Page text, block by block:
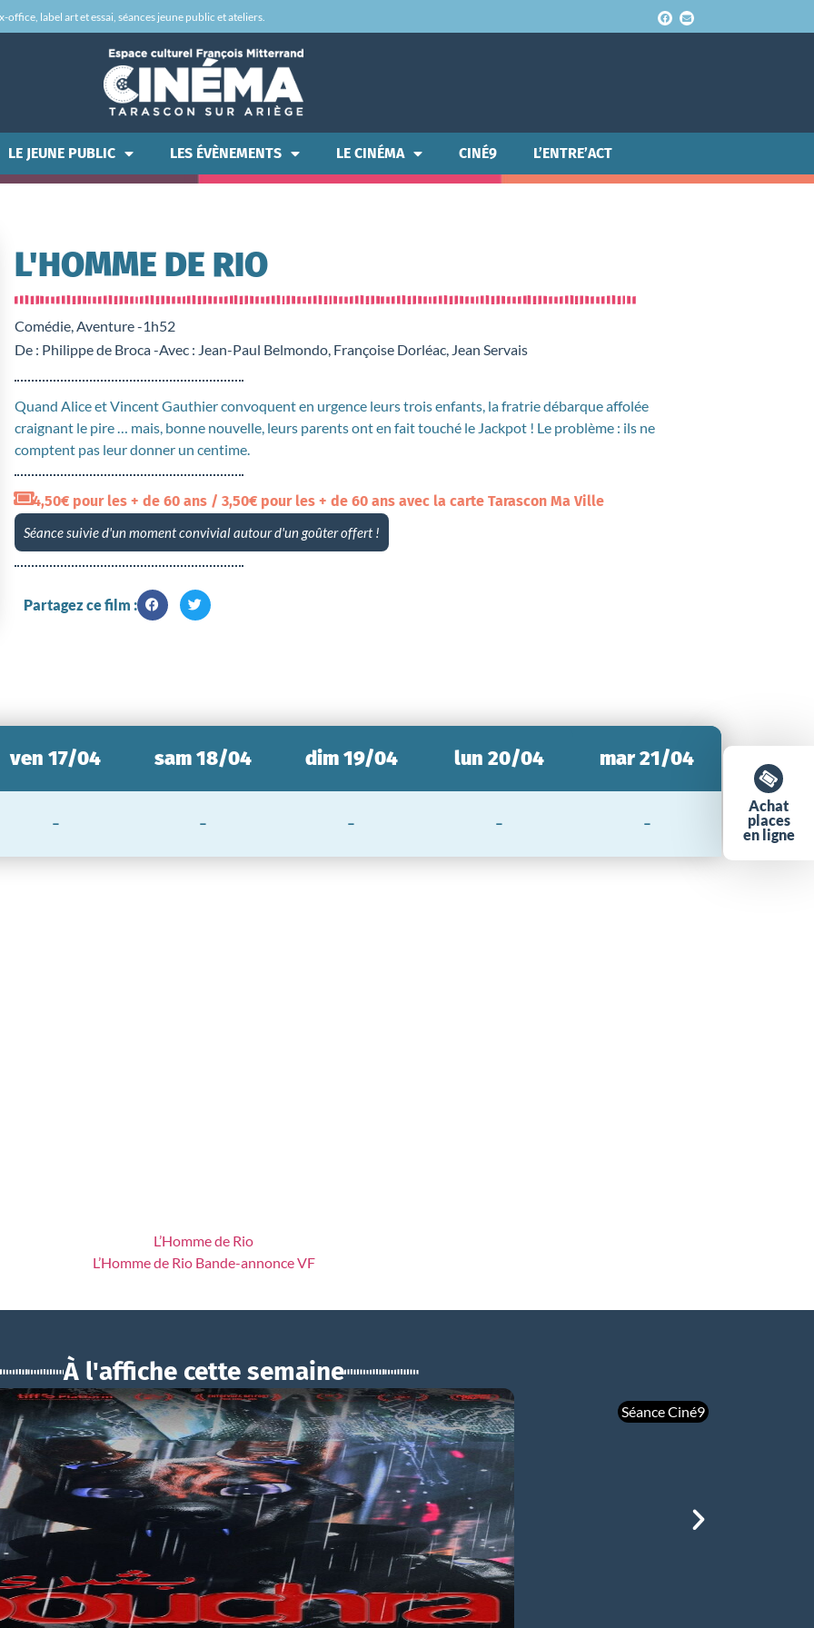
label art et essai, séances jeune public et ateliers.
LE JEUNE PUBLIC LES ÉVÈNEMENTS LE CINÉMA CINÉ9 L’ENTRE’ACT
L'HOMME DE RIO
Comédie, Aventure -1h52
De : Philippe de Broca -Avec : Jean-Paul Belmondo, Françoise Dorléac, Jean Servais
Quand Alice et Vincent Gauthier convoquent en urgence leurs trois enfants, la fratrie débarque affolée
craignant le pire … mais, bonne nouvelle, leurs parents ont en fait touché le Jackpot ! Le problème : ils ne
comptent pas leur donner un centime.
4,50€ pour les + de 60 ans / 3,50€ pour les + de 60 ans avec la carte Tarascon Ma Ville
Séance suivie d'un moment convivial autour d'un goûter offert !
Partagez ce film :
Achat
places
en ligne
ven 17/04
-
sam 18/04
-
dim 19/04
-
lun 20/04
-
mar 21/04
-
L’Homme de Rio
L’Homme de Rio Bande-annonce VF
À l'affiche cette semaine
Séance Ciné9
BOUCHRA
mer 05/08
21h00